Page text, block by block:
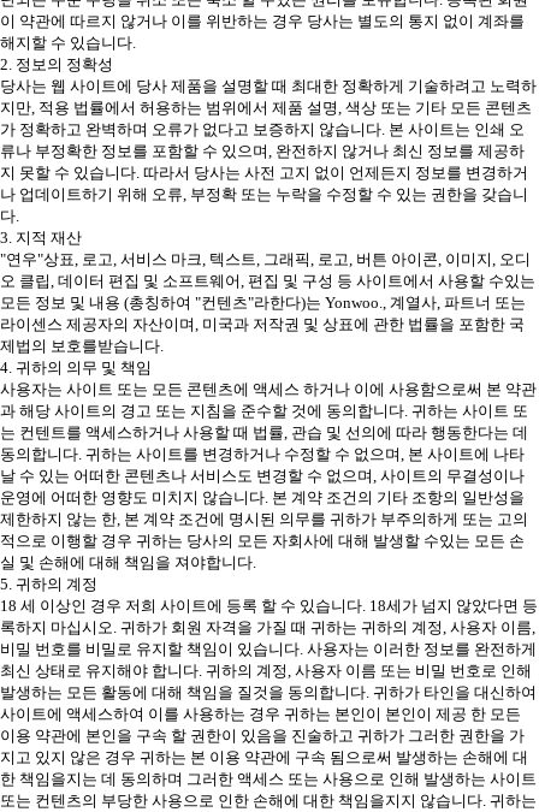
이 약관에 따르지 않거나 이를 위반하는 경우 당사는 별도의 통지 없이 계좌를
해지할 수 있습니다.
2. 정보의 정확성
당사는 웹 사이트에 당사 제품을 설명할 때 최대한 정확하게 기술하려고 노력하
지만, 적용 법률에서 허용하는 범위에서 제품 설명, 색상 또는 기타 모든 콘텐츠
가 정확하고 완벽하며 오류가 없다고 보증하지 않습니다. 본 사이트는 인쇄 오
류나 부정확한 정보를 포함할 수 있으며, 완전하지 않거나 최신 정보를 제공하
지 못할 수 있습니다. 따라서 당사는 사전 고지 없이 언제든지 정보를 변경하거
나 업데이트하기 위해 오류, 부정확 또는 누락을 수정할 수 있는 권한을 갖습니
다.
3. 지적 재산
"연우"상표, 로고, 서비스 마크, 텍스트, 그래픽, 로고, 버튼 아이콘, 이미지, 오디
오 클립, 데이터 편집 및 소프트웨어, 편집 및 구성 등 사이트에서 사용할 수있는
모든 정보 및 내용 (총칭하여 "컨텐츠"라한다)는 Yonwoo., 계열사, 파트너 또는
라이센스 제공자의 자산이며, 미국과 저작권 및 상표에 관한 법률을 포함한 국
제법의 보호를받습니다.
4. 귀하의 의무 및 책임
사용자는 사이트 또는 모든 콘텐츠에 액세스 하거나 이에 사용함으로써 본 약관
과 해당 사이트의 경고 또는 지침을 준수할 것에 동의합니다. 귀하는 사이트 또
는 컨텐트를 액세스하거나 사용할 때 법률, 관습 및 선의에 따라 행동한다는 데
동의합니다. 귀하는 사이트를 변경하거나 수정할 수 없으며, 본 사이트에 나타
날 수 있는 어떠한 콘텐츠나 서비스도 변경할 수 없으며, 사이트의 무결성이나
운영에 어떠한 영향도 미치지 않습니다. 본 계약 조건의 기타 조항의 일반성을
제한하지 않는 한, 본 계약 조건에 명시된 의무를 귀하가 부주의하게 또는 고의
적으로 이행할 경우 귀하는 당사의 모든 자회사에 대해 발생할 수있는 모든 손
실 및 손해에 대해 책임을 져야합니다.
5. 귀하의 계정
18 세 이상인 경우 저희 사이트에 등록 할 수 있습니다. 18세가 넘지 않았다면 등
록하지 마십시오. 귀하가 회원 자격을 가질 때 귀하는 귀하의 계정, 사용자 이름,
비밀 번호를 비밀로 유지할 책임이 있습니다. 사용자는 이러한 정보를 완전하게
최신 상태로 유지해야 합니다. 귀하의 계정, 사용자 이름 또는 비밀 번호로 인해
발생하는 모든 활동에 대해 책임을 질것을 동의합니다. 귀하가 타인을 대신하여
사이트에 액세스하여 이를 사용하는 경우 귀하는 본인이 본인이 제공 한 모든
이용 약관에 본인을 구속 할 권한이 있음을 진술하고 귀하가 그러한 권한을 가
지고 있지 않은 경우 귀하는 본 이용 약관에 구속 됨으로써 발생하는 손해에 대
한 책임을지는 데 동의하며 그러한 액세스 또는 사용으로 인해 발생하는 사이트
또는 컨텐츠의 부당한 사용으로 인한 손해에 대한 책임을지지 않습니다. 귀하는